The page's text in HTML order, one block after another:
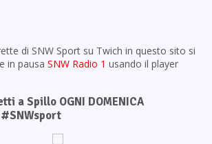
di SNW Sport su Twich in questo sito si
in pausa SNW Radio 1 usando il player
a Spillo OGNI DOMENICA
#SNWsport